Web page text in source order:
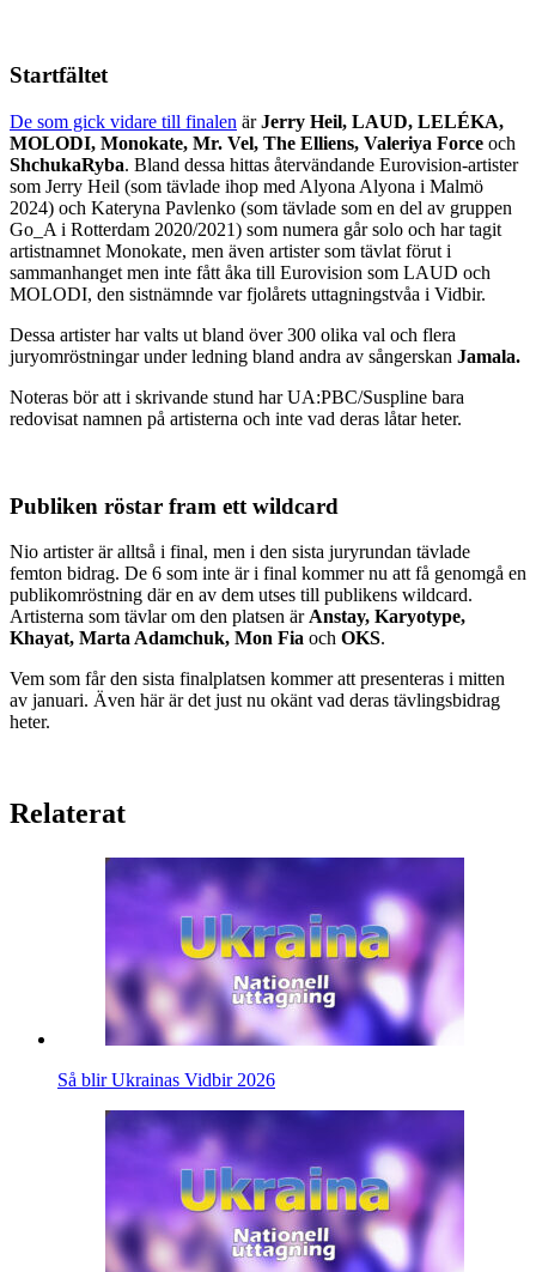
Startfältet
De som gick vidare till finalen ärJerry Heil, LAUD, LELÉKA,
MOLODI, Monokate, Mr. Vel, The Elliens, Valeriya Force och
ShchukaRyba. Bland dessa hittas återvändande Eurovision-artister
som Jerry Heil (som tävlade ihop med Alyona Alyona i Malmö
2024) och Kateryna Pavlenko (som tävlade som en del av gruppen
Go_A i Rotterdam 2020/2021) som numera går solo och har tagit
artistnamnet Monokate, men även artister som tävlat förut i
sammanhanget men inte fått åka till Eurovision som LAUD och
MOLODI, den sistnämnde var fjolårets uttagningstvåa i Vidbir.
Dessa artister har valts ut bland över 300 olika val och flera
juryomröstningar under ledning bland andra av sångerskan Jamala.
Noteras bör att i skrivande stund har UA:PBC/Suspline bara
redovisat namnen på artisterna och inte vad deras låtar heter.
Publiken röstar fram ett wildcard
Nio artister är alltså i final, men i den sista juryrundan tävlade
femton bidrag. De 6 som inte är i final kommer nu att få genomgå en
publikomröstning där en av dem utses till publikens wildcard.
Artisterna som tävlar om den platsen ärAnstay, Karyotype,
Khayat, Marta Adamchuk, Mon Fia och OKS.
Vem som får den sista finalplatsen kommer att presenteras i mitten
av januari. Även här är det just nu okänt vad deras tävlingsbidrag
heter.
Relaterat
Så blir Ukrainas Vidbir 2026